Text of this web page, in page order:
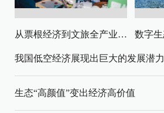
从票根经济到文旅全产业链升级
我国低空经济展现出巨大的发展潜力
生态“高颜值”变出经济高价值